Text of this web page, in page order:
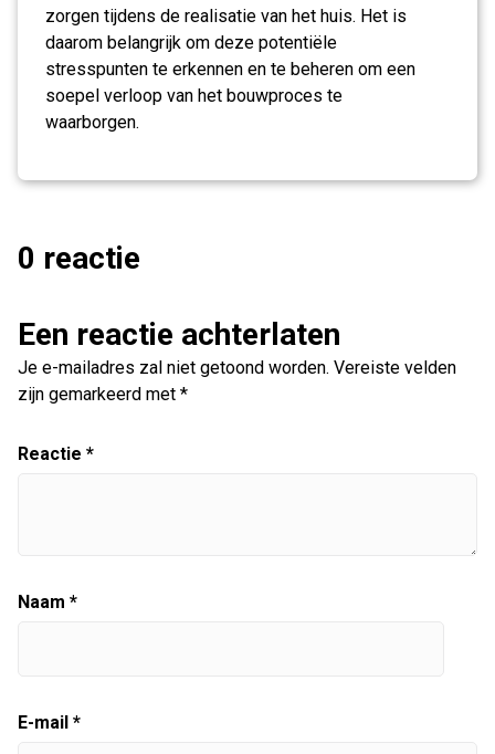
zorgen tijdens de realisatie van het huis. Het is
daarom belangrijk om deze potentiële
stresspunten te erkennen en te beheren om een
soepel verloop van het bouwproces te
waarborgen.
0 reactie
Een reactie achterlaten
Je e-mailadres zal niet getoond worden. Vereiste velden
zijn gemarkeerd met *
Reactie *
Naam *
E-mail *